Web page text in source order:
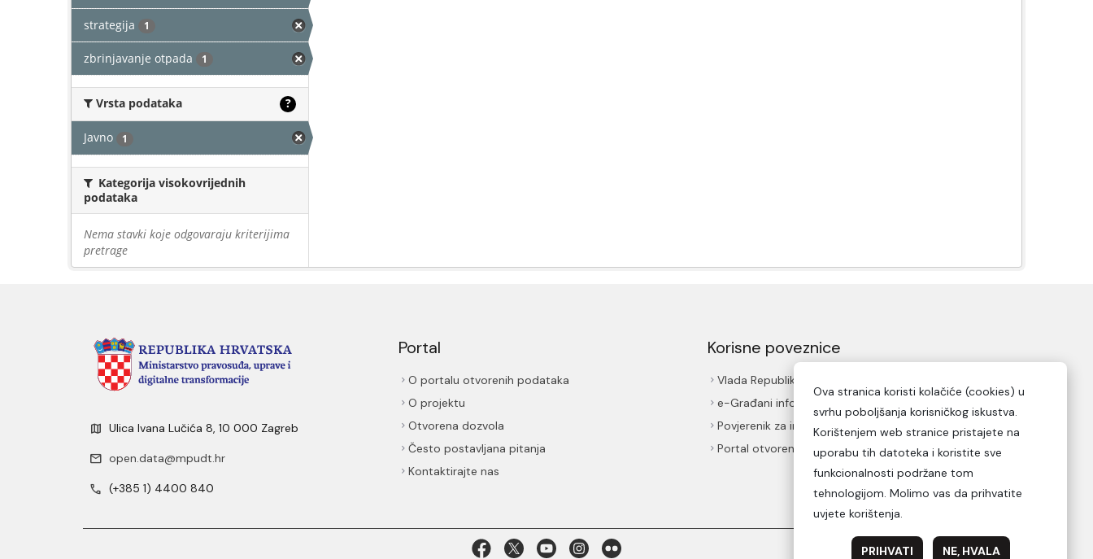
strategija 1
zbrinjavanje otpada 1
Vrsta podataka ?
Javno 1
Kategorija visokovrijednih
podataka
Nema stavki koje odgovaraju kriterijima
pretrage